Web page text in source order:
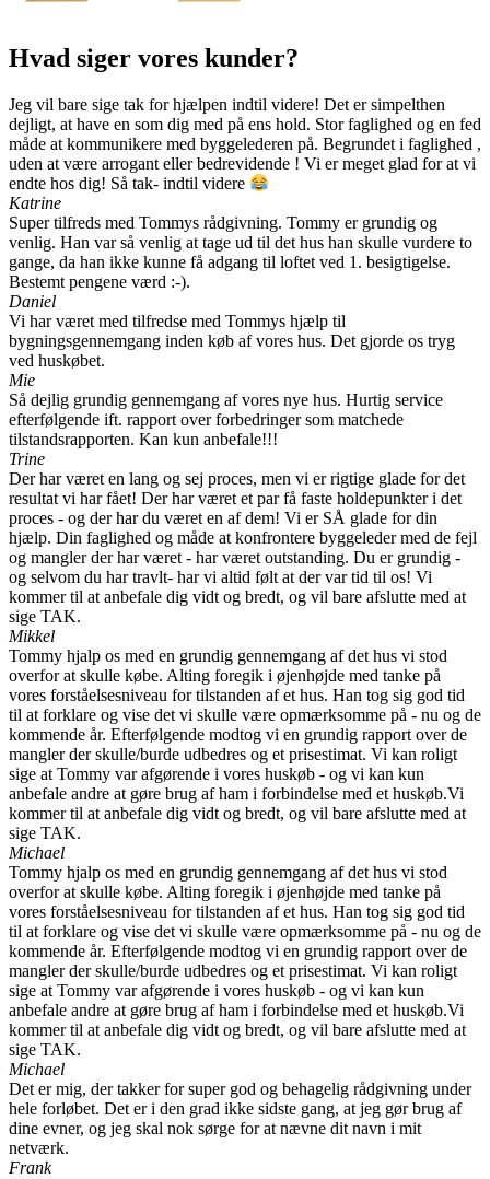
Hvad siger vores kunder?
Jeg vil bare sige tak for hjælpen indtil videre! Det er simpelthen
dejligt, at have en som dig med på ens hold. Stor faglighed og en fed
måde at kommunikere med byggelederen på. Begrundet i faglighed ,
uden at være arrogant eller bedrevidende ! Vi er meget glad for at vi
endte hos dig! Så tak- indtil videre
Katrine
Super tilfreds med Tommys rådgivning. Tommy er grundig og
venlig. Han var så venlig at tage ud til det hus han skulle vurdere to
gange, da han ikke kunne få adgang til loftet ved 1. besigtigelse.
Bestemt pengene værd :-).
Daniel
Vi har været med tilfredse med Tommys hjælp til
bygningsgennemgang inden køb af vores hus. Det gjorde os tryg
ved huskøbet.
Mie
Så dejlig grundig gennemgang af vores nye hus. Hurtig service
efterfølgende ift. rapport over forbedringer som matchede
tilstandsrapporten. Kan kun anbefale!!!
Trine
Der har været en lang og sej proces, men vi er rigtige glade for det
resultat vi har fået! Der har været et par få faste holdepunkter i det
proces - og der har du været en af dem! Vi er SÅ glade for din
hjælp. Din faglighed og måde at konfrontere byggeleder med de fejl
og mangler der har været - har været outstanding. Du er grundig -
og selvom du har travlt- har vi altid følt at der var tid til os! Vi
kommer til at anbefale dig vidt og bredt, og vil bare afslutte med at
sige TAK.
Mikkel
Tommy hjalp os med en grundig gennemgang af det hus vi stod
overfor at skulle købe. Alting foregik i øjenhøjde med tanke på
vores forståelsesniveau for tilstanden af et hus. Han tog sig god tid
til at forklare og vise det vi skulle være opmærksomme på - nu og de
kommende år. Efterfølgende modtog vi en grundig rapport over de
mangler der skulle/burde udbedres og et prisestimat. Vi kan roligt
sige at Tommy var afgørende i vores huskøb - og vi kan kun
anbefale andre at gøre brug af ham i forbindelse med et huskøb.Vi
kommer til at anbefale dig vidt og bredt, og vil bare afslutte med at
sige TAK.
Michael
Tommy hjalp os med en grundig gennemgang af det hus vi stod
overfor at skulle købe. Alting foregik i øjenhøjde med tanke på
vores forståelsesniveau for tilstanden af et hus. Han tog sig god tid
til at forklare og vise det vi skulle være opmærksomme på - nu og de
kommende år. Efterfølgende modtog vi en grundig rapport over de
mangler der skulle/burde udbedres og et prisestimat. Vi kan roligt
sige at Tommy var afgørende i vores huskøb - og vi kan kun
anbefale andre at gøre brug af ham i forbindelse med et huskøb.Vi
kommer til at anbefale dig vidt og bredt, og vil bare afslutte med at
sige TAK.
Michael
Det er mig, der takker for super god og behagelig rådgivning under
hele forløbet. Det er i den grad ikke sidste gang, at jeg gør brug af
dine evner, og jeg skal nok sørge for at nævne dit navn i mit
netværk.
Frank